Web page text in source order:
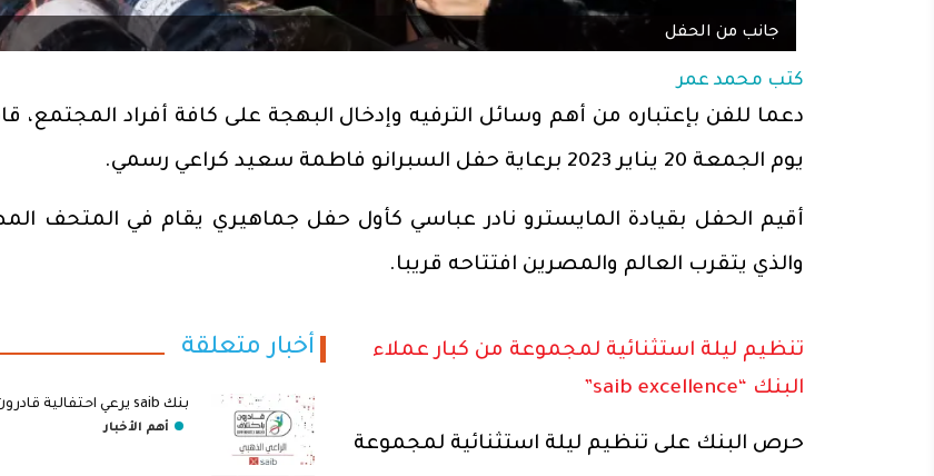
جانب من الحفل
كتب محمد عمر
يوم الجمعة 20 يناير 2023 برعاية حفل السبرانو فاطمة سعيد كراعي رسمي.
أقيم الحفل بقيادة المايسترو نادر عباسي كأول حفل جماهيري يقام في المتحف
والذي يتقرب العالم والمصرين افتتاحه قريبا.
أخبار متعلقة
بنك saib يرعي احتفالية قادرون بإختلاف
أهم الأخبار
تنظيم ليلة استثنائية لمجموعة من كبار عملاء
البنك “saib excellence”
حرص البنك على تنظيم ليلة استثنائية لمجموعة